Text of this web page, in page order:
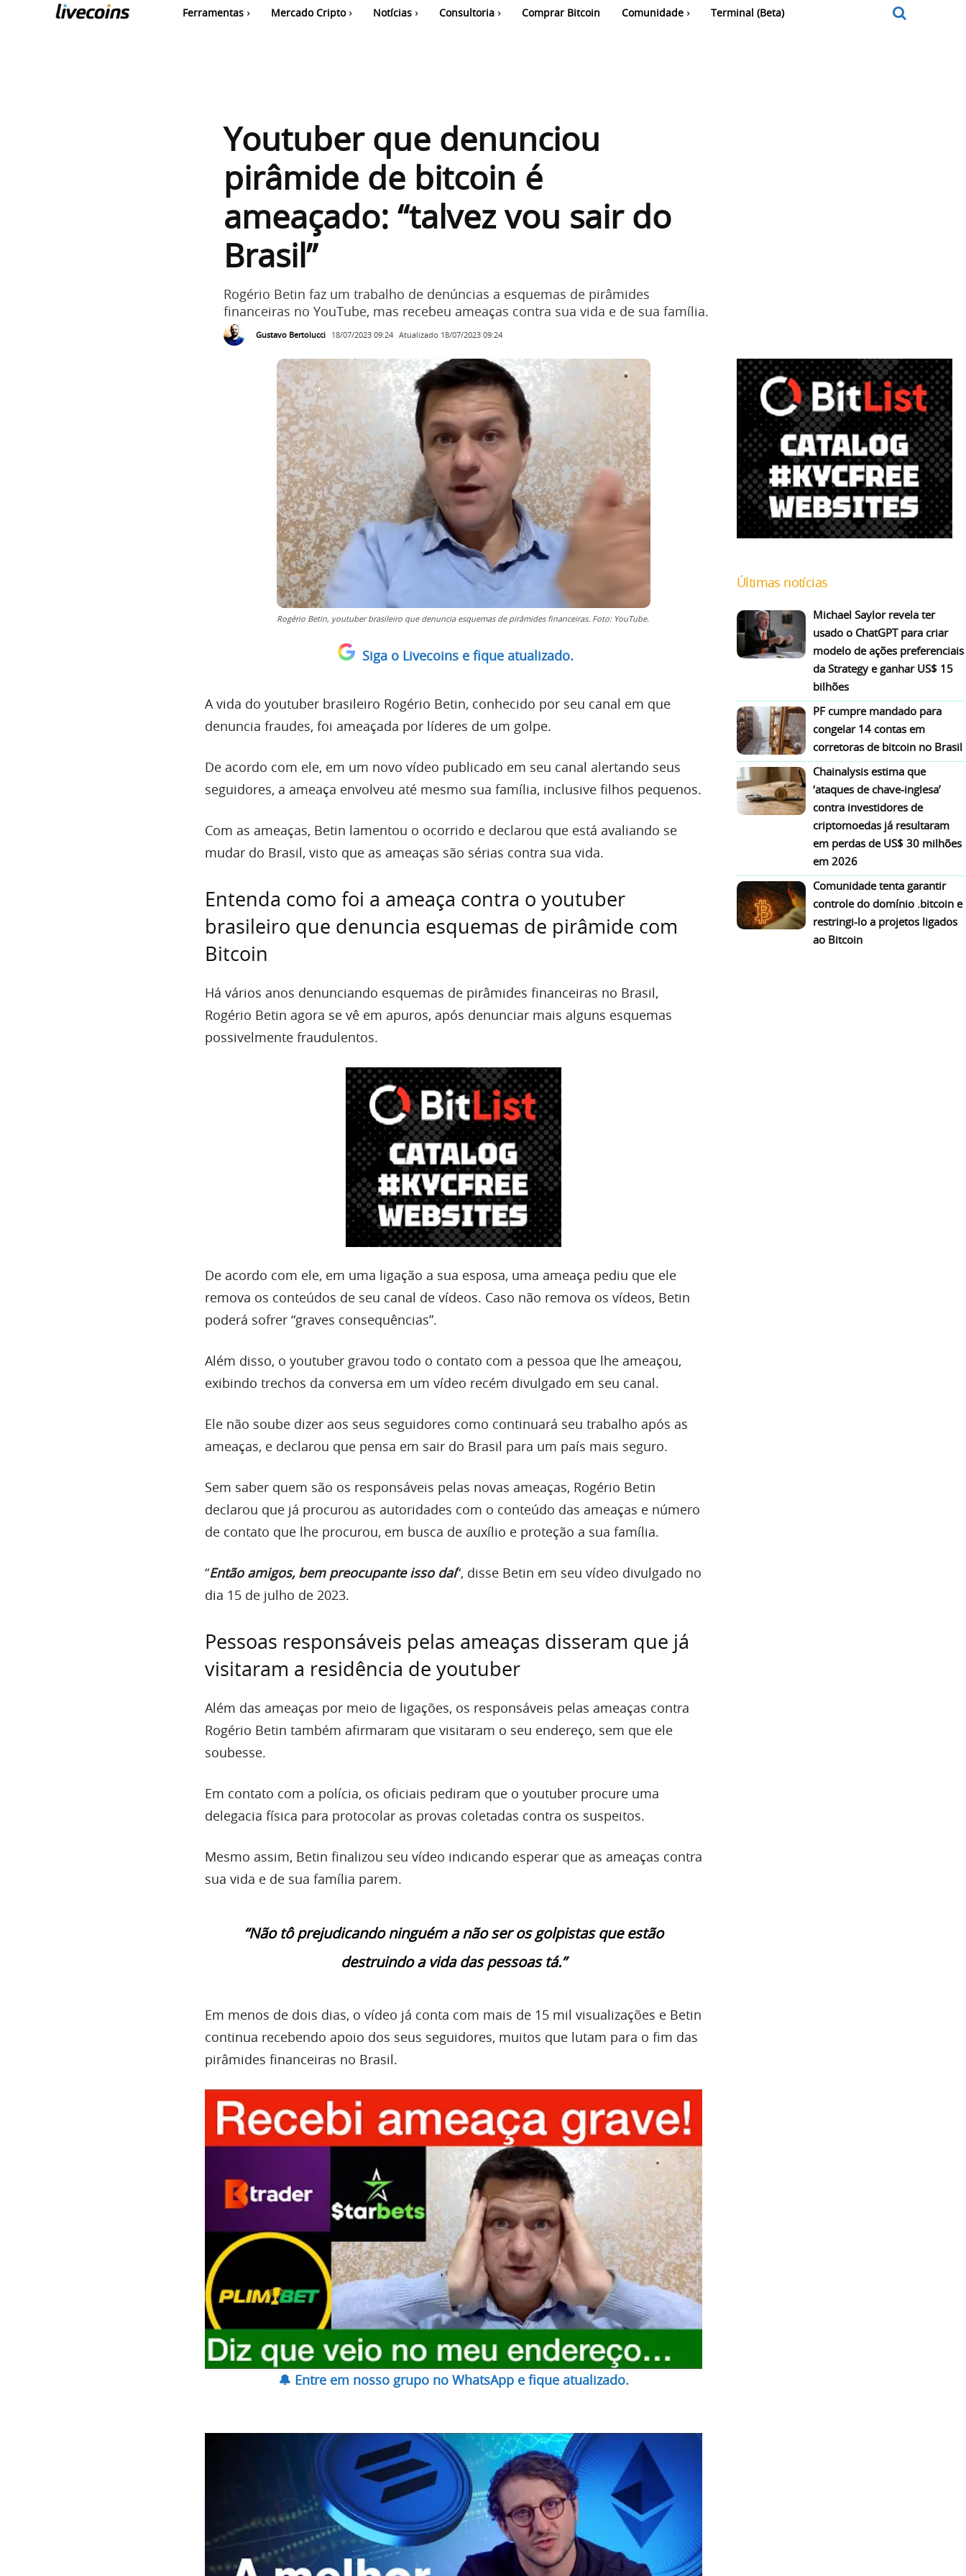
Ferramentas Mercado Cripto Notícias Consultoria Comprar Bitcoin Comunidade Terminal (Beta)
Youtuber que denunciou
pirâmide de bitcoin é
ameaçado: “talvez vou sair do
Brasil”
Rogério Betin faz um trabalho de denúncias a esquemas de pirâmides
financeiras no YouTube, mas recebeu ameaças contra sua vida e de sua família.
Gustavo Bertolucci 18/07/2023 09:24 Atualizado 18/07/2023 09:24
Rogério Betin, youtuber brasileiro que denuncia esquemas de pirâmides financeiras. Foto: YouTube.
Siga o Livecoins e fique atualizado.
A vida do youtuber brasileiro Rogério Betin, conhecido por seu canal em que
denuncia fraudes, foi ameaçada por líderes de um golpe.
De acordo com ele, em um novo vídeo publicado em seu canal alertando seus
seguidores, a ameaça envolveu até mesmo sua família, inclusive filhos pequenos.
Com as ameaças, Betin lamentou o ocorrido e declarou que está avaliando se
mudar do Brasil, visto que as ameaças são sérias contra sua vida.
Entenda como foi a ameaça contra o youtuber
brasileiro que denuncia esquemas de pirâmide com
Bitcoin
Há vários anos denunciando esquemas de pirâmides financeiras no Brasil,
Rogério Betin agora se vê em apuros, após denunciar mais alguns esquemas
possivelmente fraudulentos.
De acordo com ele, em uma ligação a sua esposa, uma ameaça pediu que ele
remova os conteúdos de seu canal de vídeos. Caso não remova os vídeos, Betin
poderá sofrer “graves consequências”.
Além disso, o youtuber gravou todo o contato com a pessoa que lhe ameaçou,
exibindo trechos da conversa em um vídeo recém divulgado em seu canal.
Ele não soube dizer aos seus seguidores como continuará seu trabalho após as
ameaças, e declarou que pensa em sair do Brasil para um país mais seguro.
Sem saber quem são os responsáveis pelas novas ameaças, Rogério Betin
declarou que já procurou as autoridades com o conteúdo das ameaças e número
de contato que lhe procurou, em busca de auxílio e proteção a sua família.
“Então amigos, bem preocupante isso daí“, disse Betin em seu vídeo divulgado no
dia 15 de julho de 2023.
Pessoas responsáveis pelas ameaças disseram que já
visitaram a residência de youtuber
Além das ameaças por meio de ligações, os responsáveis pelas ameaças contra
Rogério Betin também afirmaram que visitaram o seu endereço, sem que ele
soubesse.
Em contato com a polícia, os oficiais pediram que o youtuber procure uma
delegacia física para protocolar as provas coletadas contra os suspeitos.
Mesmo assim, Betin finalizou seu vídeo indicando esperar que as ameaças contra
sua vida e de sua família parem.
“Não tô prejudicando ninguém a não ser os golpistas que estão
destruindo a vida das pessoas tá.”
Em menos de dois dias, o vídeo já conta com mais de 15 mil visualizações e Betin
continua recebendo apoio dos seus seguidores, muitos que lutam para o fim das
pirâmides financeiras no Brasil.
🔔 Entre em nosso grupo no WhatsApp e fique atualizado.
Últimas notícias
Michael Saylor revela ter
usado o ChatGPT para criar
modelo de ações preferenciais
da Strategy e ganhar US$ 15
bilhões
PF cumpre mandado para
congelar 14 contas em
corretoras de bitcoin no Brasil
Chainalysis estima que
‘ataques de chave-inglesa’
contra investidores de
criptomoedas já resultaram
em perdas de US$ 30 milhões
em 2026
Comunidade tenta garantir
controle do domínio .bitcoin e
restringi-lo a projetos ligados
ao Bitcoin